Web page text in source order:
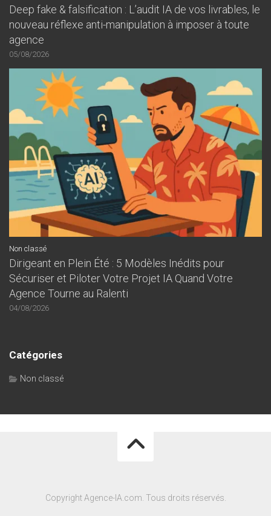
Deep fake & falsification : L’audit IA de vos livrables, le
nouveau réflexe anti-manipulation à imposer à toute
agence
05/08/2026
Non classé
Dirigeant en Plein Été : 5 Modèles Inédits pour
Sécuriser et Piloter Votre Projet IA Quand Votre
Agence Tourne au Ralenti
04/08/2026
Catégories
Non classé
Copyright Agence-IA.com. Tous droits réservés.